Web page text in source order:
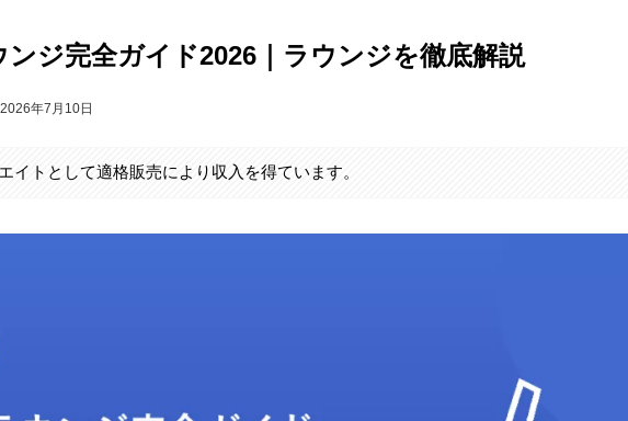
ンジ完全ガイド2026｜ラウンジを徹底解説
2026年7月10日
イトとして適格販売により収入を得ています。